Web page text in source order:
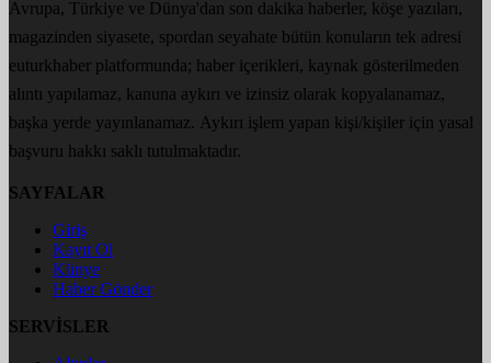
Avrupa, Türkiye ve Dünya'dan son dakika haberler, köşe yazıları,
magazinden siyasete, spordan seyahate bütün konuların tek adresi
euturkhaber platformunda; haber içerikleri, kaynak gösterilmeden
alıntı yapılamaz, kanuna aykırı ve izinsiz olarak kopyalanamaz,
başka yerde yayınlanamaz. Aykırı işlem yapan kişi/kişiler için yasal
başvuru hakkı saklı tutulmaktadır.
SAYFALAR
Giriş
Kayıt Ol
Künye
Haber Gönder
SERVİSLER